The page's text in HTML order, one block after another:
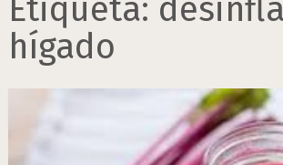
Etiqueta:
hígado